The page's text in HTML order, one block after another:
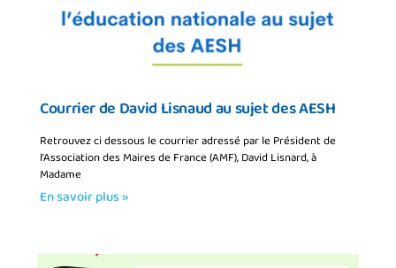
Courrier de David Lisnaud au sujet des AESH
Retrouvez ci dessous le courrier adressé par le Président de
l’Association des Maires de France (AMF), David Lisnard, à
Madame
En savoir plus »